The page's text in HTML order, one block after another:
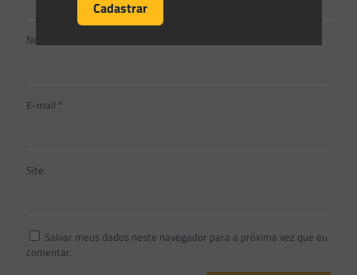
Nome
E-mail *
Site
Salvar meus dados neste navegador para a próxima vez que eu
comentar.